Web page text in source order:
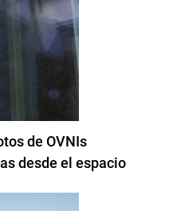
de OVNIs
desde el espacio